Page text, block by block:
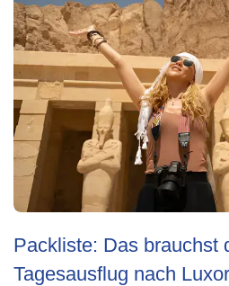
Packliste: Das brauchst
Tagesausflug nach